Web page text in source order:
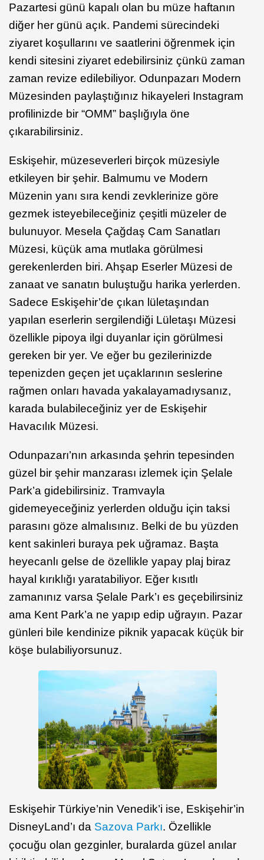
Pazartesi günü kapalı olan bu müze haftanın
diğer her günü açık. Pandemi sürecindeki
ziyaret koşullarını ve saatlerini öğrenmek için
kendi sitesini ziyaret edebilirsiniz çünkü zaman
zaman revize edilebiliyor. Odunpazarı Modern
Müzesinden paylaştığınız hikayeleri Instagram
profilinizde bir “OMM” başlığıyla öne
çıkarabilirsiniz.
Eskişehir, müzeseverleri birçok müzesiyle
etkileyen bir şehir. Balmumu ve Modern
Müzenin yanı sıra kendi zevklerinize göre
gezmek isteyebileceğiniz çeşitli müzeler de
bulunuyor. Mesela Çağdaş Cam Sanatları
Müzesi, küçük ama mutlaka görülmesi
gerekenlerden biri. Ahşap Eserler Müzesi de
zanaat ve sanatın buluştuğu harika yerlerden.
Sadece Eskişehir’de çıkan lületaşından
yapılan eserlerin sergilendiği Lületaşı Müzesi
özellikle pipoya ilgi duyanlar için görülmesi
gereken bir yer. Ve eğer bu gezilerinizde
tepenizden geçen jet uçaklarının seslerine
rağmen onları havada yakalayamadıysanız,
karada bulabileceğiniz yer de Eskişehir
Havacılık Müzesi.
Odunpazarı’nın arkasında şehrin tepesinden
güzel bir şehir manzarası izlemek için Şelale
Park’a gidebilirsiniz. Tramvayla
gidemeyeceğiniz yerlerden olduğu için taksi
parasını göze almalısınız. Belki de bu yüzden
kent sakinleri buraya pek uğramaz. Başta
heyecanlı gelse de özellikle yapay plaj biraz
hayal kırıklığı yaratabiliyor. Eğer kısıtlı
zamanınız varsa Şelale Park’ı es geçebilirsiniz
ama Kent Park’a ne yapıp edip uğrayın. Pazar
günleri bile kendinize piknik yapacak küçük bir
köşe bulabiliyorsunuz.
Eskişehir Türkiye’nin Venedik’i ise, Eskişehir’in
DisneyLand’ı da Sazova Parkı. Özellikle
çocuğu olan gezginler, buralarda güzel anılar